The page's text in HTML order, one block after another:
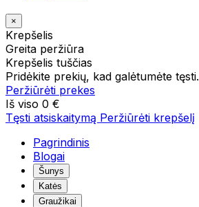
×
Krepšelis
Greita peržiūra
Krepšelis tuščias
Pridėkite prekių, kad galėtumėte tęsti.
Peržiūrėti prekes
Iš viso 0 €
Tęsti atsiskaitymą Peržiūrėti krepšelį
Pagrindinis
Blogai
Šunys
Katės
Graužikai